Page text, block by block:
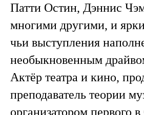
Патти Остин, Дэннис
многими другими, и
чьи выступления
необыкновенным
Актёр театра и кино,
преподаватель теории
организатором первого